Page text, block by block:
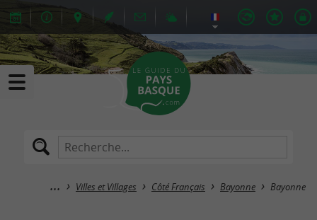
Villes et Villages Côté Français Bayonne Bayonne